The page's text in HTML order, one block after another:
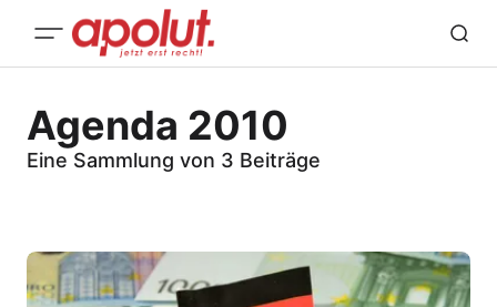
Agenda 2010
Eine Sammlung von 3 Beiträge